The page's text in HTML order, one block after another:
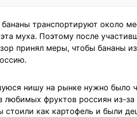
транспортируют около
муха. Поэтому после
принял меры, чтобы бананы
нишу на рынке нужно было
любимых фруктов россиян из-
стоили как картофель и были